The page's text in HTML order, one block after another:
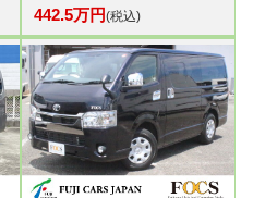
442.5万円(税込)